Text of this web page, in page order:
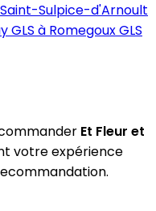
Saint-Sulpice-d'Arnoult
GLS à RomegouxGLS
Et Fleur et
votre expérience